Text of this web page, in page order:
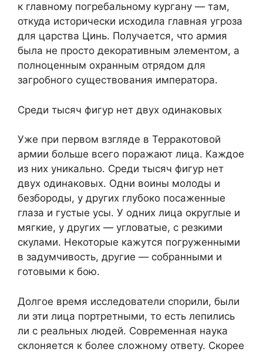
к главному погребальному кургану — там,
откуда исторически исходила главная угроза
для царства Цинь. Получается, что армия
была не просто декоративным элементом, а
полноценным охранным отрядом для
загробного существования императора.
Среди тысяч фигур нет двух одинаковых
Уже при первом взгляде в Терракотовой
армии больше всего поражают лица. Каждое
из них уникально. Среди тысяч фигур нет
двух одинаковых. Одни воины молоды и
безбороды, у других глубоко посаженные
глаза и густые усы. У одних лица округлые и
мягкие, у других — угловатые, с резкими
скулами. Некоторые кажутся погруженными
в задумчивость, другие — собранными и
готовыми к бою.
Долгое время исследователи спорили, были
ли эти лица портретными, то есть лепились
ли с реальных людей. Современная наука
склоняется к более сложному ответу. Скорее